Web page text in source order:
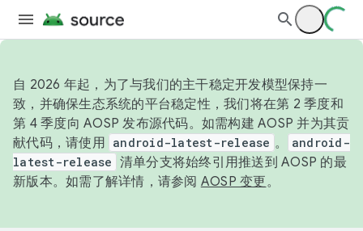
自 2026 年起，为了与我们的主干稳定开发模型保持一
致，并确保生态系统的平台稳定性，我们将在第 2 季度和
第 4 季度向 AOSP 发布源代码。如需构建 AOSP 并为其贡
献代码，请使用 android-latest-release 。
android-
latest-release 清单分支将始终引用推送到 AOSP 的最
新版本。如需了解详情，请参阅 AOSP 变更。